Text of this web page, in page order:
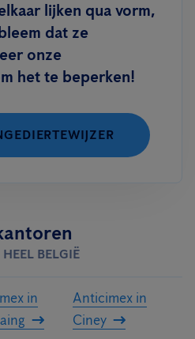
lijken qua vorm,
dat ze
onze
het te beperken!
BELGIË
in
Anticimex in
Ciney